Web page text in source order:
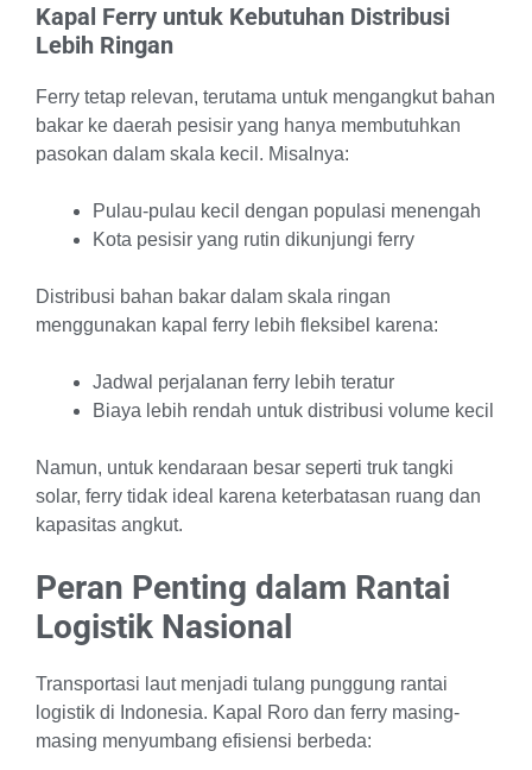
Kapal Ferry untuk Kebutuhan Distribusi
Lebih Ringan
Ferry tetap relevan, terutama untuk mengangkut bahan
bakar ke daerah pesisir yang hanya membutuhkan
pasokan dalam skala kecil. Misalnya:
Pulau-pulau kecil dengan populasi menengah
Kota pesisir yang rutin dikunjungi ferry
Distribusi bahan bakar dalam skala ringan
menggunakan kapal ferry lebih fleksibel karena:
Jadwal perjalanan ferry lebih teratur
Biaya lebih rendah untuk distribusi volume kecil
Namun, untuk kendaraan besar seperti truk tangki
solar, ferry tidak ideal karena keterbatasan ruang dan
kapasitas angkut.
Peran Penting dalam Rantai
Logistik Nasional
Transportasi laut menjadi tulang punggung rantai
logistik di Indonesia. Kapal Roro dan ferry masing-
masing menyumbang efisiensi berbeda: